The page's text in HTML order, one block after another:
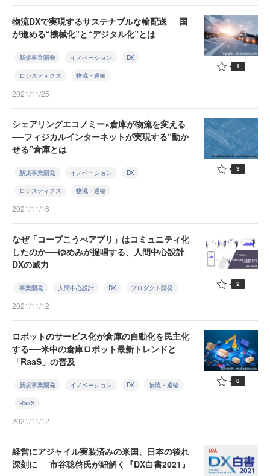
物流DXで実現するサステナブルな輸配送──国
が進める“機械化”と“デジタル化”とは
新規事業開発 イノベーション DX
ロジスティクス 物流・運輸
2021/11/25
1
シェアリングエコノミー×倉庫が物流を変える
──フィジカルインターネットが実現する“動か
せる”倉庫とは
新規事業開発 イノベーション DX
ロジスティクス 物流・運輸
2021/11/16
3
なぜ「コープこうべアプリ」はコミュニティ化
したのか──ゆめみが提唱する、人間中心設計
DXの威力
事業開発 人間中心設計 DX プロダクト開発
2021/11/12
2
ロボットのサービス化が倉庫の自動化を民主化
する──米中の倉庫ロボット最新トレンドと
「RaaS」の普及
新規事業開発 イノベーション DX 物流・運輸
RaaS
2021/11/12
8
経営にアジャイル実装済みの米国、日本の後れ
深刻に──市谷聡啓氏が紐解く『DX白書2021』